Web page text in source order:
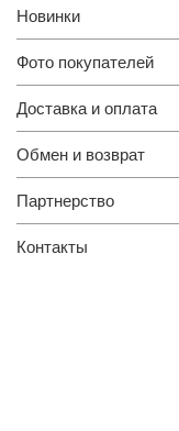
Новинки
Фото покупателей
Доставка и оплата
Обмен и возврат
Партнерство
Контакты